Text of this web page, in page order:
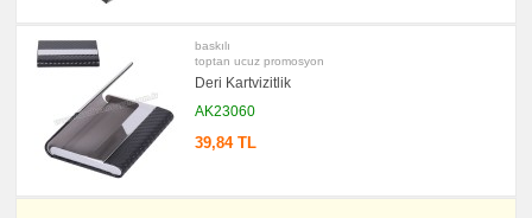
baskılı
toptan ucuz promosyon
Deri Kartvizitlik
AK23060
39,84 TL